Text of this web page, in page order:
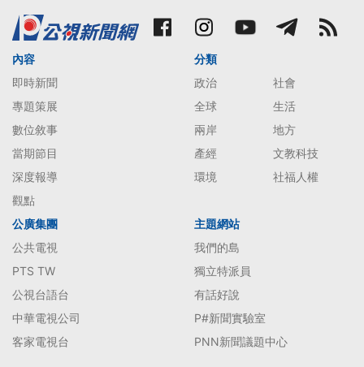
內容
即時新聞
專題策展
數位敘事
當期節目
深度報導
觀點
分類
政治
社會
全球
生活
兩岸
地方
產經
文教科技
環境
社福人權
公廣集團
公共電視
PTS TW
公視台語台
中華電視公司
客家電視台
主題網站
我們的島
獨立特派員
有話好說
P#新聞實驗室
PNN新聞議題中心